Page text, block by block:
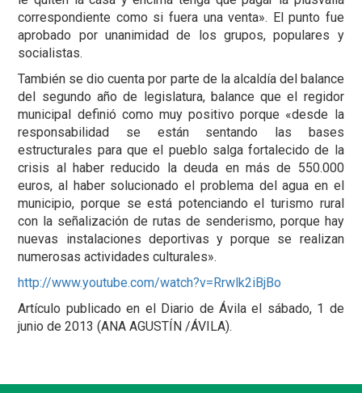
correspondiente como si fuera una venta». El punto fue
aprobado por unanimidad de los grupos, populares y
socialistas.
También se dio cuenta por parte de la alcaldía del balance
del segundo año de legislatura, balance que el regidor
municipal definió como muy positivo porque «desde la
responsabilidad se están sentando las bases
estructurales para que el pueblo salga fortalecido de la
crisis al haber reducido la deuda en más de 550.000
euros, al haber solucionado el problema del agua en el
municipio, porque se está potenciando el turismo rural
con la señalización de rutas de senderismo, porque hay
nuevas instalaciones deportivas y porque se realizan
numerosas actividades culturales».
http://www.youtube.com/watch?v=Rrwlk2iBjBo
Artículo publicado en el Diario de Ávila el sábado, 1 de
junio de 2013 (ANA AGUSTÍN /ÁVILA).